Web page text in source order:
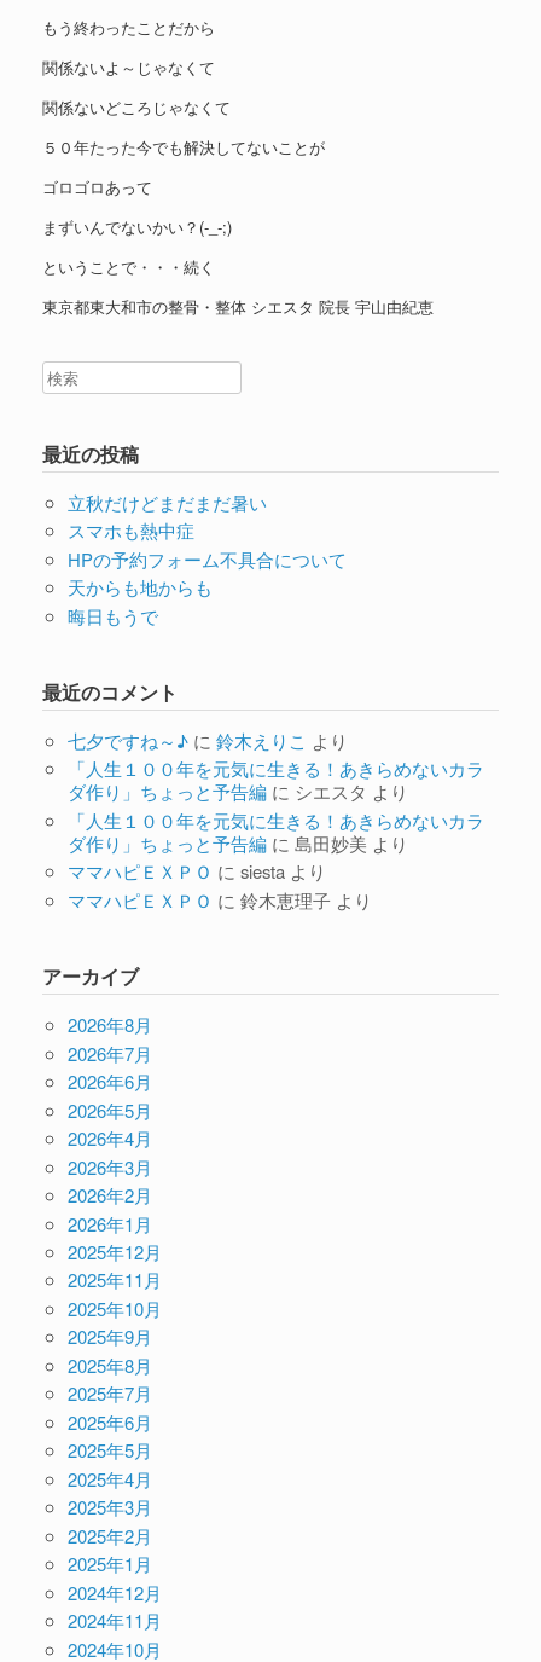
もう終わったことだから
関係ないよ～じゃなくて
関係ないどころじゃなくて
５０年たった今でも解決してないことが
ゴロゴロあって
まずいんでないかい？(-_-;)
ということで・・・続く
東京都東大和市の整骨・整体 シエスタ 院長 宇山由紀恵
最近の投稿
立秋だけどまだまだ暑い
スマホも熱中症
HPの予約フォーム不具合について
天からも地からも
晦日もうで
最近のコメント
七夕ですね～♪に 鈴木えりこ より
「人生１００年を元気に生きる！あきらめないカラ
ダ作り」ちょっと予告編に シエスタ より
「人生１００年を元気に生きる！あきらめないカラ
ダ作り」ちょっと予告編に 島田妙美 より
ママハピＥＸＰＯ に siestaより
ママハピＥＸＰＯ に 鈴木恵理子より
アーカイブ
2026年8月
2026年7月
2026年6月
2026年5月
2026年4月
2026年3月
2026年2月
2026年1月
2025年12月
2025年11月
2025年10月
2025年9月
2025年8月
2025年7月
2025年6月
2025年5月
2025年4月
2025年3月
2025年2月
2025年1月
2024年12月
2024年11月
2024年10月